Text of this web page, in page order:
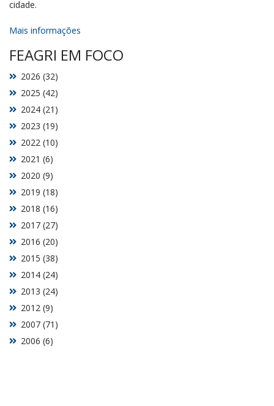
cidade.
Mais informações
FEAGRI EM FOCO
2006 (6)
2007 (71)
2012 (9)
2013 (24)
2014 (24)
2015 (38)
2016 (20)
2017 (27)
2018 (16)
2019 (18)
2020 (9)
2021 (6)
2022 (10)
2023 (19)
2024 (21)
2025 (42)
2026 (32)